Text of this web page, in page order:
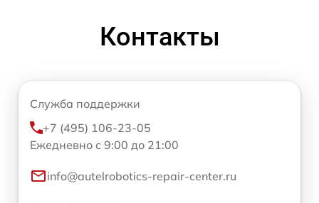
Контакты
Служба поддержки
+7 (495) 106-23-05
Ежедневно с 9:00 до 21:00
info@autelrobotics-repair-center.ru